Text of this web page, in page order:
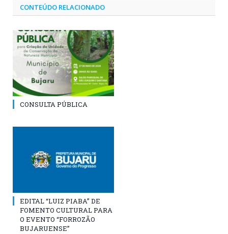
CONTEÚDO RELACIONADO
CONSULTA PÚBLICA
EDITAL “LUIZ PIABA” DE
FOMENTO CULTURAL PARA
O EVENTO “FORROZÃO
BUJARUENSE”